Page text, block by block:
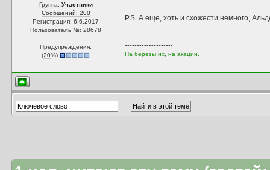
Группа: Участники
Сообщений: 200
Регистрация: 6.6.2017
Пользователь №: 28678
Предупреждения:
(20%)
P.S. А еще, хоть и схожести немного,
--------------------
На березы их, на акации.